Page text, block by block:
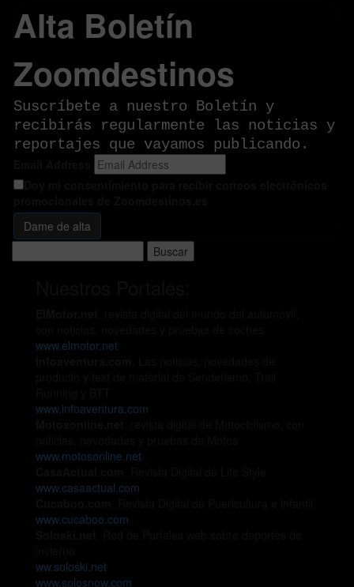
Alta Boletín
Zoomdestinos
Suscríbete a nuestro Boletín y
recibirás regularmente las noticias y
reportajes que vayamos publicando.
www.elmotor.net
www.infoaventura.com
www.motosonline.net
www.casaactual.com
www.cucaboo.com
ww.soloski.net
www.solosnow.com